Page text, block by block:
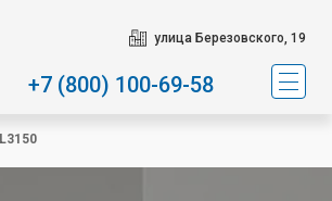
улица Березовского, 19
+7 (800) 100-69-58
L3150